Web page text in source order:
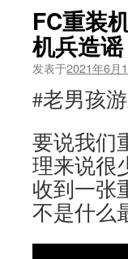
FC重装
机兵造谣
发表于2021年6月
#老男孩
要说我们
理来说很
收到一张
不是什么